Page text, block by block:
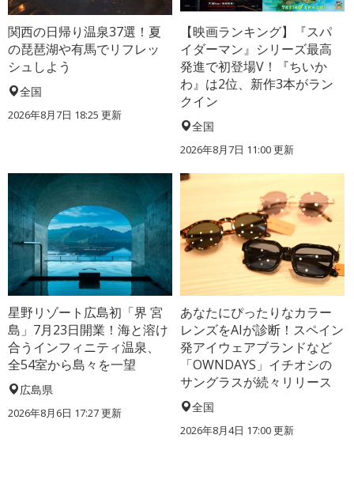
関西の日帰り温泉37選！夏
の琵琶湖や有馬でリフレッ
シュしよう
全国
2026年8月7日 18:25 更新
【映画ランキング】『スパ
イダーマン』シリーズ最高
発進で初登場V！『ちいか
わ』は2位、新作3本がラン
クイン
全国
2026年8月7日 11:00更新
星野リゾート広島初「界 宮
島」7月23日開業！海と溶け
合うインフィニティ温泉、
全54室から島々を一望
広島県
2026年8月6日 17:27更新
あなたにぴったりなカラー
レンズをAIが診断！スペイン
発アイウェアブランドなど
「OWNDAYS」イチオシの
サングラスが続々リリース
全国
2026年8月4日 17:00更新